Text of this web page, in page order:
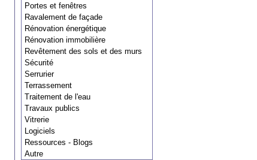
Portes et fenêtres
Ravalement de façade
Rénovation énergétique
Rénovation immobilière
Revêtement des sols et des murs
Sécurité
Serrurier
Terrassement
Traitement de l'eau
Travaux publics
Vitrerie
Logiciels
Ressources - Blogs
Autre